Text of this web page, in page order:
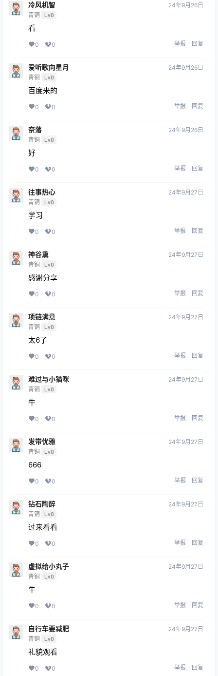
冷风机智
青铜 Lv0
24年9月26日
看
0 0 举报 回复
爱听歌向星月
青铜 Lv0
24年9月26日
百度来的
0 0 举报 回复
奈落
青铜 Lv0
24年9月26日
好
0 0 举报 回复
往事热心
青铜 Lv0
24年9月27日
学习
0 0 举报 回复
神谷熏
青铜 Lv0
24年9月27日
感谢分享
0 0 举报 回复
项链满意
青铜 Lv0
24年9月27日
太6了
0 0 举报 回复
难过与小猫咪
青铜 Lv0
24年9月27日
牛
0 0 举报 回复
发带优雅
青铜 Lv0
24年9月27日
666
0 0 举报 回复
钻石陶醉
青铜 Lv0
24年9月27日
过来看看
0 0 举报 回复
虚拟给小丸子
青铜 Lv0
24年9月27日
牛
0 0 举报 回复
自行车要减肥
青铜 Lv0
24年9月27日
礼貌观看
0 0 举报 回复